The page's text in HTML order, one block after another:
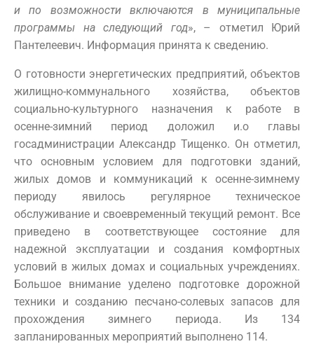
и по возможности включаются в муниципальные
программы на следующий год», – отметил Юрий
Пантелеевич. Информация принята к сведению.
О готовности энергетических предприятий, объектов
жилищно-коммунального хозяйства, объектов
социально-культурного назначения к работе в
осенне-зимний период доложил и.о главы
госадминистрации Александр Тищенко. Он отметил,
что основным условием для подготовки зданий,
жилых домов и коммуникаций к осенне-зимнему
периоду явилось регулярное техническое
обслуживание и своевременный текущий ремонт. Все
приведено в соответствующее состояние для
надежной эксплуатации и создания комфортных
условий в жилых домах и социальных учреждениях.
Большое внимание уделено подготовке дорожной
техники и созданию песчано-солевых запасов для
прохождения зимнего периода. Из 134
запланированных мероприятий выполнено 114.